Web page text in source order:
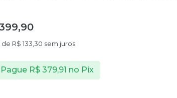
de R$ 133,30 sem juros
Pague R$379,91 no Pix